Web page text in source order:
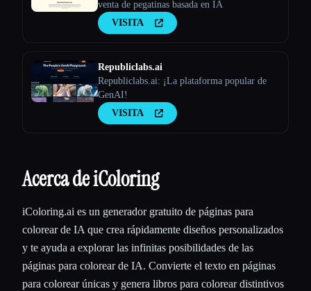
venta de pegatinas basada en IA
VISITA
Republiclabs.ai
Republiclabs.ai: ¡La plataforma popular de
GenAI!
VISITA
Acerca de iColoring
iColoring.ai es un generador gratuito de páginas para
colorear de IA que crea rápidamente diseños personalizados
y te ayuda a explorar las infinitas posibilidades de las
páginas para colorear de IA. Convierte el texto en páginas
para colorear únicas y genera libros para colorear distintivos